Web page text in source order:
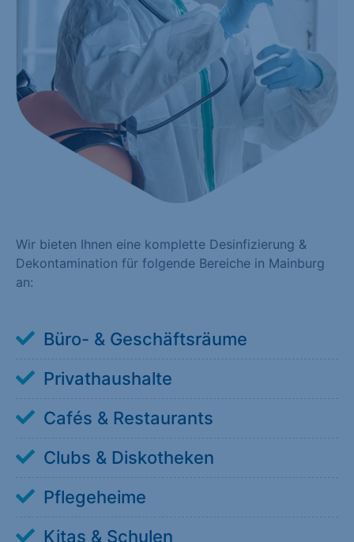
Wir bieten Ihnen eine komplette Desinfizierung &
Dekontamination für folgende Bereiche in Mainburg
an:
Büro- & Geschäftsräume
Privathaushalte
Cafés & Restaurants
Clubs & Diskotheken
Pflegeheime
Kitas & Schulen